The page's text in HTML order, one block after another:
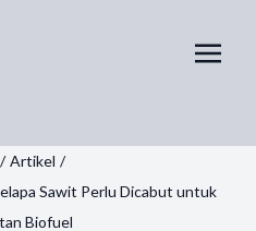
/ Artikel /
Sawit Perlu Dicabut untuk
Biofuel